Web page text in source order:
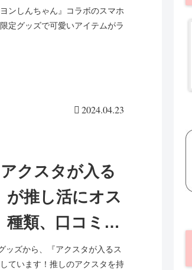
ンしんちゃん』コラボのスマホ
定グッズで可愛いアイテムがラ
2024.04.23
クスタが入る
が推し活にオス
類、口コミ！
歩きに！
ッズから、『アクスタが入るス
ています！推しのアクスタを持